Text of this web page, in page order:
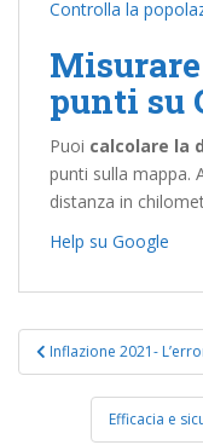
Controlla la
punti su
Puoi calcolare la
punti sulla mappa.
distanza in
Help su Google
N
a
Inflazione 2021-
Efficacia e